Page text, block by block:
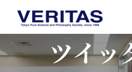
content
ツイッ